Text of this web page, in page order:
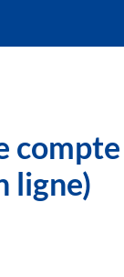
ligne)